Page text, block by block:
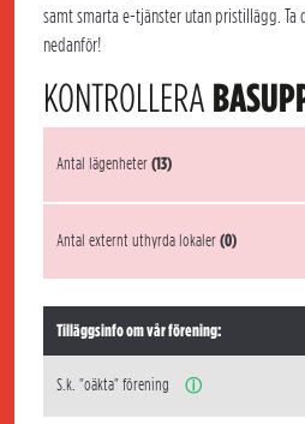
samt smarta e-tjänster utan pristillägg. Ta
nedanför!
KONTROLLERA
Antal lägenheter(13)
Antal externt uthyrda lokaler(0)
Tilläggsinfo om vår förening:
S.k. "oäkta" förening ⓘ